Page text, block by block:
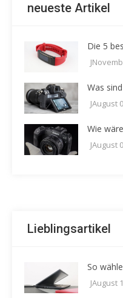
neueste Artikel
Die 5
Was
JAugust
Wie
JAugust
Lieblingsartikel
So
JAugust